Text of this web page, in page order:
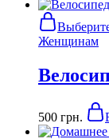
Женщинам
500 грн.